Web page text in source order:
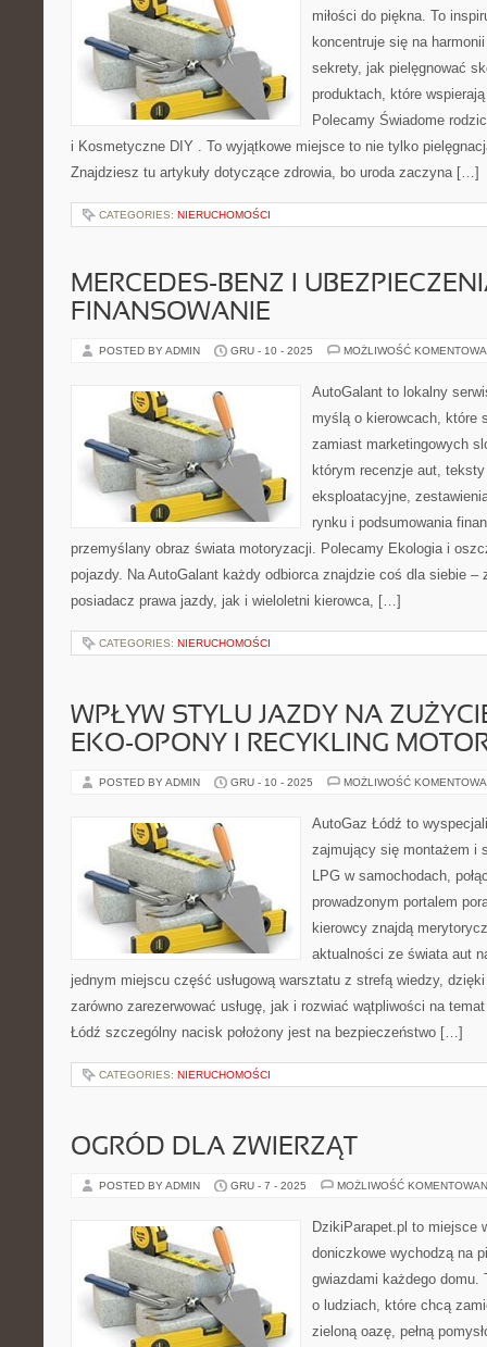
miłości do piękna. To
koncentruje się na
sekrety, jak pielęgnować
produktach, które
Polecamy Świadome
i Kosmetyczne DIY . To wyjątkowe miejsce to nie tylko
Znajdziesz tu artykuły dotyczące zdrowia, bo uroda zaczyna […]
CATEGORIES: NIERUCHOMOŚCI
MERCEDES-BENZ I
FINANSOWANIE
POSTED BY ADMIN GRU - 10 - 2025 MOŻLIWOŚĆ
AutoGalant to lokalny
myślą o kierowcach, które
zamiast marketingowych
którym recenzje aut,
eksploatacyjne,
rynku i podsumowania
przemyślany obraz świata motoryzacji. Polecamy Ekologia i
pojazdy. Na AutoGalant każdy odbiorca znajdzie coś dla siebie –
posiadacz prawa jazdy, jak i wieloletni kierowca, […]
CATEGORIES: NIERUCHOMOŚCI
WPŁYW STYLU JAZDY NA
EKO-OPONY I RECYKLING
POSTED BY ADMIN GRU - 10 - 2025 MOŻLIWOŚĆ
AutoGaz Łódź to
zajmujący się montażem i
LPG w samochodach,
prowadzonym portalem
kierowcy znajdą
aktualności ze świata aut
jednym miejscu część usługową warsztatu z strefą wiedzy,
zarówno zarezerwować usługę, jak i rozwiać wątpliwości na
Łódź szczególny nacisk położony jest na bezpieczeństwo […]
CATEGORIES: NIERUCHOMOŚCI
OGRÓD DLA ZWIERZĄT
POSTED BY ADMIN GRU - 7 - 2025 MOŻLIWOŚĆ
DzikiParapet.pl to miejsce
doniczkowe wychodzą na
gwiazdami każdego
o ludziach, które chcą
zieloną oazę, pełną